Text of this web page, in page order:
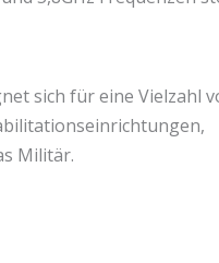
sich für eine Vielzahl
Militär.